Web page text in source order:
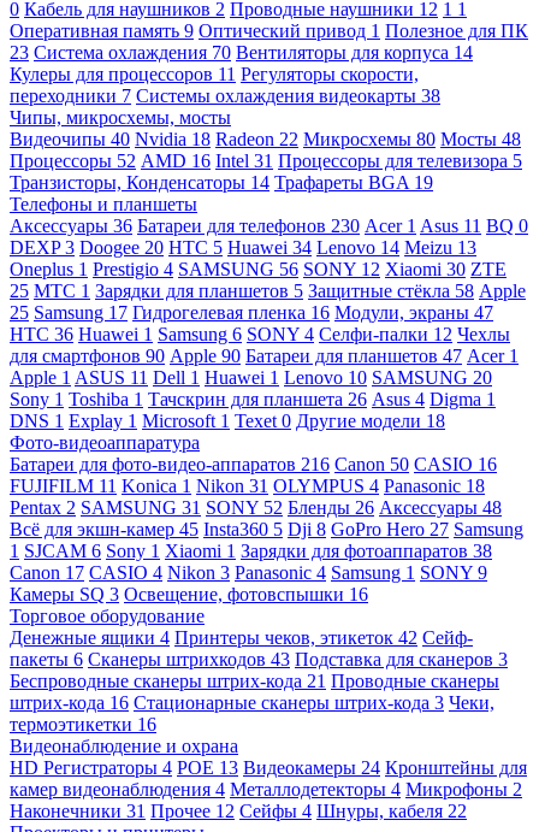
0 Кабель для наушников 2 Проводные наушники 12 1 1
Оперативная память 9 Оптический привод 1 Полезное для ПК
23 Система охлаждения 70 Вентиляторы для корпуса 14
Кулеры для процессоров 11 Регуляторы скорости,
переходники 7 Системы охлаждения видеокарты 38
Чипы, микросхемы, мосты
Видеочипы 40 Nvidia 18 Radeon 22 Микросхемы 80 Мосты 48
Процессоры 52 AMD 16 Intel 31 Процессоры для телевизора 5
Транзисторы, Конденсаторы 14 Трафареты BGA 19
Телефоны и планшеты
Аксессуары 36 Батареи для телефонов 230 Acer 1 Asus 11 BQ 0
DEXP3 Doogee 20 HTC 5 Huawei 34 Lenovo 14 Meizu 13
Oneplus 1 Prestigio 4 SAMSUNG 56 SONY 12 Xiaomi 30 ZTE
25 МТС 1 Зарядки для планшетов 5 Защитные стёкла 58 Apple
25 Samsung 17 Гидрогелевая пленка 16 Модули, экраны 47
HTC 36 Huawei 1 Samsung 6 SONY 4 Селфи-палки 12 Чехлы
для смартфонов 90 Apple 90 Батареи для планшетов 47 Acer 1
Apple 1 ASUS 11 Dell 1 Huawei 1 Lenovo 10 SAMSUNG 20
Sony 1 Toshiba 1 Тачскрин для планшета 26 Asus 4 Digma 1
DNS 1 Explay 1 Microsoft 1 Texet 0 Другие модели 18
Фото-видеоаппаратура
Батареи для фото-видео-аппаратов 216 Canon 50 CASIO 16
FUJIFILM 11 Konica 1 Nikon 31 OLYMPUS 4 Panasonic 18
Pentax 2 SAMSUNG 31 SONY 52 Бленды 26 Аксессуары 48
Всё для экшн-камер 45 Insta360 5 Dji 8 GoPro Hero 27 Samsung
1 SJCAM 6 Sony 1 Xiaomi 1 Зарядки для фотоаппаратов 38
Canon 17 CASIO 4 Nikon 3 Panasonic 4 Samsung 1 SONY 9
Камеры SQ 3 Освещение, фотовспышки 16
Торговое оборудование
Денежные ящики 4 Принтеры чеков, этикеток 42 Сейф-
пакеты 6 Сканеры штрихкодов 43 Подставка для сканеров 3
Беспроводные сканеры штрих-кода 21 Проводные сканеры
штрих-кода 16 Стационарные сканеры штрих-кода 3 Чеки,
термоэтикетки 16
Видеонаблюдение и охрана
HD Регистраторы 4 POE 13 Видеокамеры 24 Кронштейны для
камер видеонаблюдения 4 Металлодетекторы 4 Микрофоны 2
Наконечники 31 Прочее 12 Сейфы 4 Шнуры, кабеля 22